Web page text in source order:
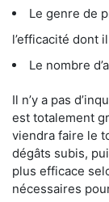
Le genre de
l’efficacité dont
Le nombre
Il n’y a pas
est totalement
viendra faire le
dégâts subis,
plus efficace
nécessaires